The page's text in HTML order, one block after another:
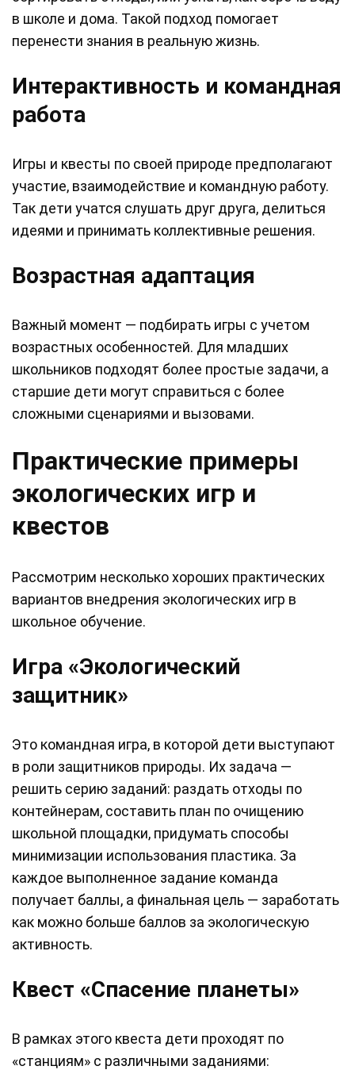
в школе и дома. Такой подход помогает
перенести знания в реальную жизнь.
Интерактивность и командная
работа
Игры и квесты по своей природе предполагают
участие, взаимодействие и командную работу.
Так дети учатся слушать друг друга, делиться
идеями и принимать коллективные решения.
Возрастная адаптация
Важный момент — подбирать игры с учетом
возрастных особенностей. Для младших
школьников подходят более простые задачи, а
старшие дети могут справиться с более
сложными сценариями и вызовами.
Практические примеры
экологических игр и
квестов
Рассмотрим несколько хороших практических
вариантов внедрения экологических игр в
школьное обучение.
Игра «Экологический
защитник»
Это командная игра, в которой дети выступают
в роли защитников природы. Их задача —
решить серию заданий: раздать отходы по
контейнерам, составить план по очищению
школьной площадки, придумать способы
минимизации использования пластика. За
каждое выполненное задание команда
получает баллы, а финальная цель — заработать
как можно больше баллов за экологическую
активность.
Квест «Спасение планеты»
В рамках этого квеста дети проходят по
«станциям» с различными заданиями: